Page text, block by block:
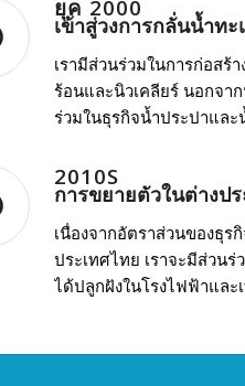
ยุค 2000
เข้าสู่วงการกลั่นน้ำท
เรามีส่วนร่วมในการก่อส
ร้อนและนิวเคลียร์ นอกจา
ร่วมในธุรกิจน้ำประปาและ
2010S
การขยายตัวในต่างป
เนื่องจากอัตราส่วนของธุร
ประเทศไทย เราจะมีส่วน
ได้ปลูกฝังในโรงไฟฟ้าและ